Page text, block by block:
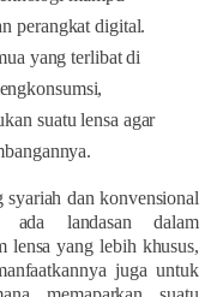
perangkat digital.
yang terlibat di
suatu lensa agar
dan konvensional
ada landasan dalam
lensa yang lebih khusus,
juga untuk